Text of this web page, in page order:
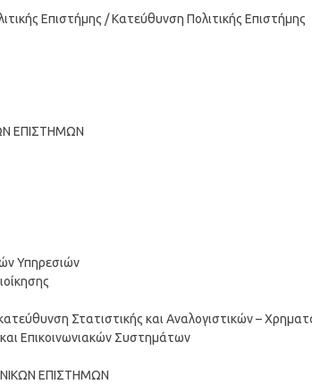
Επιστήμης / Κατεύθυνση Πολιτικής Επιστήμης
ΕΠΙΣΤΗΜΩΝ
Υπηρεσιών
Στατιστικής και Αναλογιστικών –
Επικοινωνιακών Συστημάτων
ΕΠΙΣΤΗΜΩΝ